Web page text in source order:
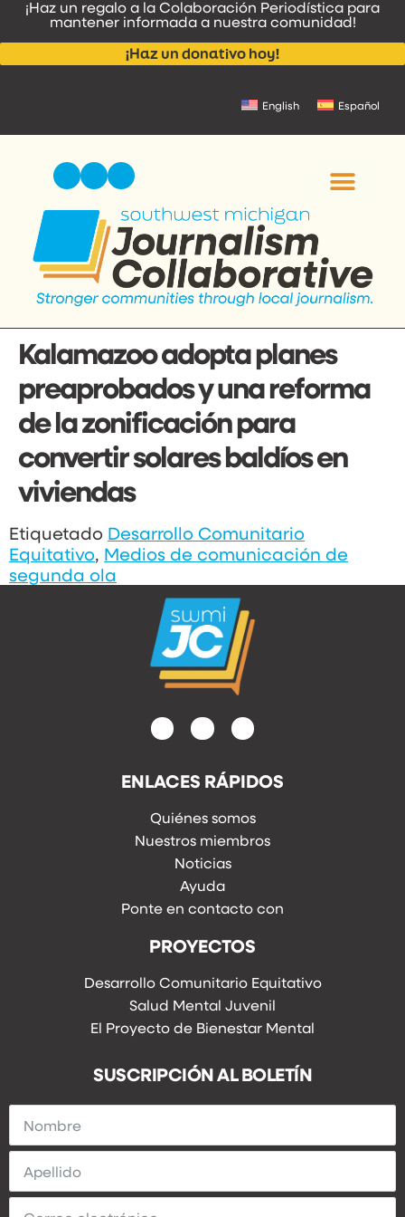
contenido
¡Haz un regalo a la Colaboración Periodística para
mantener informada a nuestra comunidad!
¡Haz un donativo hoy!
English Español
Kalamazoo adopta planes
preaprobados y una reforma
de la zonificación para
convertir solares baldíos en
viviendas
Etiquetado Desarrollo Comunitario
Equitativo, Medios de comunicación de
segunda ola
ENLACES RÁPIDOS
Quiénes somos
Nuestros miembros
Noticias
Ayuda
Ponte en contacto con
PROYECTOS
Desarrollo Comunitario Equitativo
Salud Mental Juvenil
El Proyecto de Bienestar Mental
SUSCRIPCIÓN AL BOLETÍN